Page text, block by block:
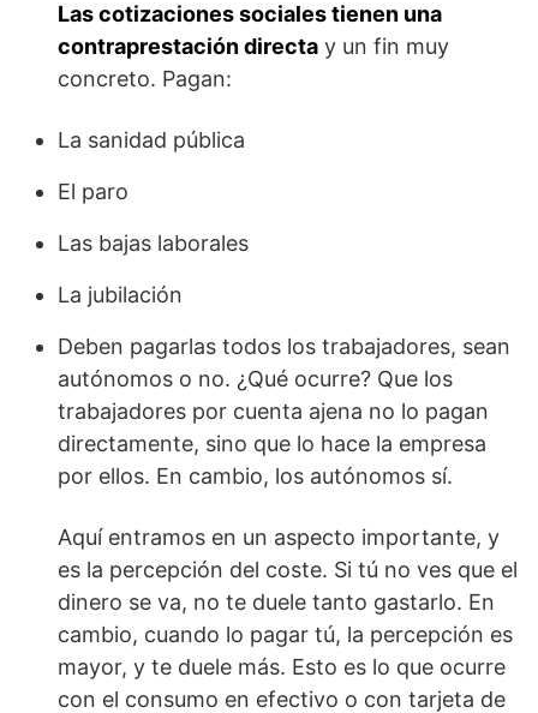
Las cotizaciones sociales tienen una
contraprestación directa y un fin muy
concreto. Pagan:
La sanidad pública
El paro
Las bajas laborales
La jubilación
Deben pagarlas todos los trabajadores, sean
autónomos o no. ¿Qué ocurre? Que los
trabajadores por cuenta ajena no lo pagan
directamente, sino que lo hace la empresa
por ellos. En cambio, los autónomos sí.
Aquí entramos en un aspecto importante, y
es la percepción del coste. Si tú no ves que el
dinero se va, no te duele tanto gastarlo. En
cambio, cuando lo pagar tú, la percepción es
mayor, y te duele más. Esto es lo que ocurre
con el consumo en efectivo o con tarjeta de